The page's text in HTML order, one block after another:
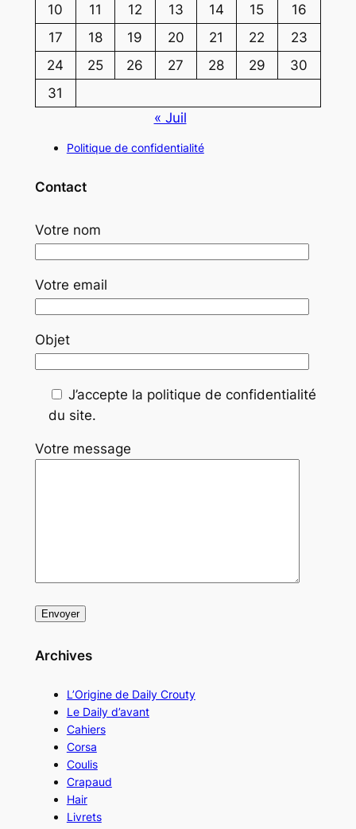
10
11 12 13 14 15
16
17
18 19 20 21 22
23
24
25 26 27 28 29
30
31
« Juil
Politique de confidentialité
Contact
Votre nom
Votre email
Objet
J’accepte la politique de confidentialité
du site.
Votre message
Archives
L’Origine de Daily Crouty
Le Daily d’avant
Cahiers
Corsa
Coulis
Crapaud
Hair
Livrets